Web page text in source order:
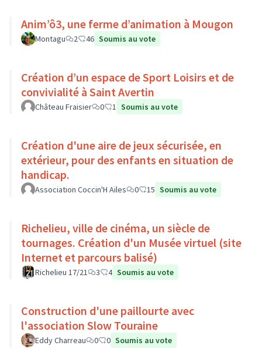
Anim’ô3, une ferme d’animation à Mougon
Montagu 2 46 Soumis au vote
Création d’un espace de Sport Loisirs et de
convivialité à Saint Avertin
Château Fraisier 0 1 Soumis au vote
Création d'une aire de jeux sécurisée, en
extérieur, pour des enfants en situation de
handicap.
Association Coccin'H Ailes 0 15 Soumis au vote
Richelieu, ville de cinéma, un siècle de
tournages. Création d'un Musée virtuel (site
Internet et parcours balisé)
Richelieu 17/21 3 4 Soumis au vote
Construction d'une paillourte avec
l'association Slow Touraine
Eddy Charreau 0 0 Soumis au vote